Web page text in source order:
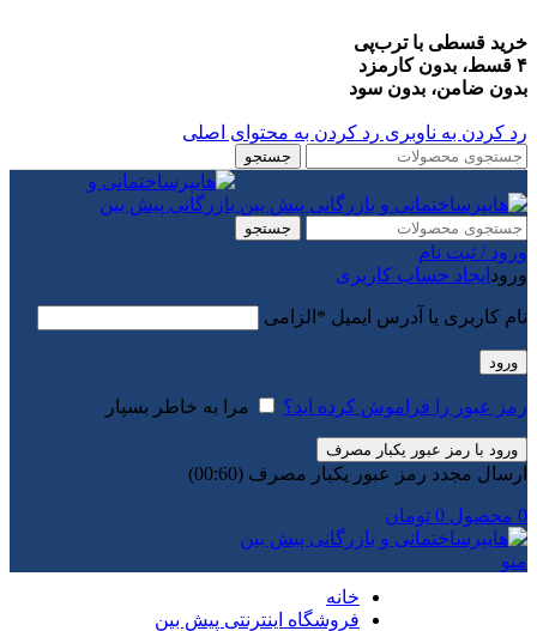
خرید قسطی با ترب‌پی
۴ قسط، بدون کارمزد
بدون ضامن، بدون سود
رد کردن به ناوبری رد کردن به محتوای اصلی
جستجو
جستجو
ورود / ثبت نام
ورود ایجاد حساب کاربری
نام کاربری یا آدرس ایمیل * الزامی
ورود
رمز عبور را فراموش کرده اید؟ مرا به خاطر بسپار
ورود با رمز عبور یکبار مصرف
ارسال مجدد رمز عبور یکبار مصرف (00:
60
)
0 محصول 0 تومان
منو
خانه
فروشگاه اینترنتی پیش بین